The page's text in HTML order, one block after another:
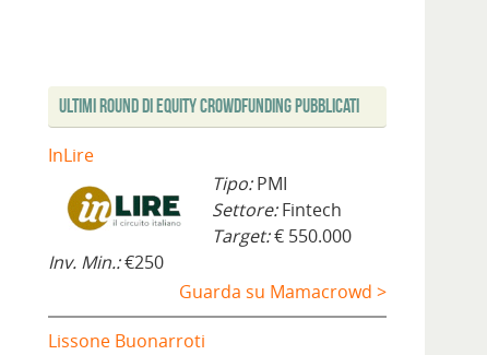
Ultimi Round di Equity Crowdfunding Pubblicati
InLire
Tipo:PMI
Settore:Fintech
Target:€ 550.000
Inv. Min.:€250
Guarda su Mamacrowd >
Lissone Buonarroti